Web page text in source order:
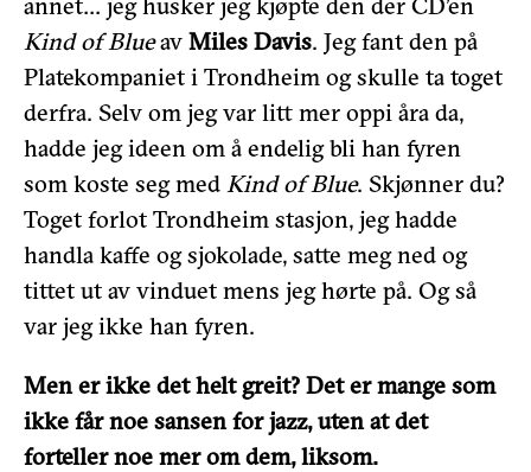
Kind of Blueav Miles Davis. Jeg fant den på
Platekompaniet i Trondheim og skulle ta toget
derfra. Selv om jeg var litt mer oppi åra da,
hadde jeg ideen om å endelig bli han fyren
som koste seg med Kind of Blue. Skjønner du?
Toget forlot Trondheim stasjon, jeg hadde
handla kaffe og sjokolade, satte meg ned og
tittet ut av vinduet mens jeg hørte på. Og så
var jeg ikke han fyren.
Men er ikke det helt greit? Det er mange som
ikke får noe sansen for jazz, uten at det
forteller noe mer om dem, liksom.